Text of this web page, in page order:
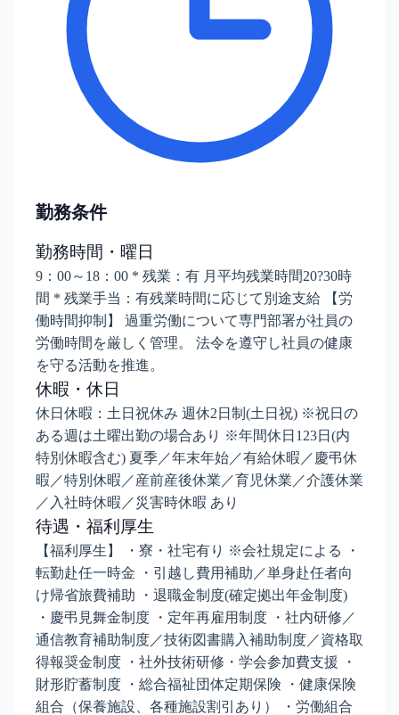
勤務条件
勤務時間・曜日
9：00～18：00 * 残業：有 月平均残業時間20?30時
間 * 残業手当：有残業時間に応じて別途支給 【労
働時間抑制】 過重労働について専門部署が社員の
労働時間を厳しく管理。 法令を遵守し社員の健康
を守る活動を推進。
休暇・休日
休日休暇：土日祝休み 週休2日制(土日祝) ※祝日の
ある週は土曜出勤の場合あり ※年間休日123日(内
特別休暇含む) 夏季／年末年始／有給休暇／慶弔休
暇／特別休暇／産前産後休業／育児休業／介護休業
／入社時休暇／災害時休暇 あり
待遇・福利厚生
【福利厚生】 ・寮・社宅有り ※会社規定による ・
転勤赴任一時金 ・引越し費用補助／単身赴任者向
け帰省旅費補助 ・退職金制度(確定拠出年金制度)
・慶弔見舞金制度 ・定年再雇用制度 ・社内研修／
通信教育補助制度／技術図書購入補助制度／資格取
得報奨金制度 ・社外技術研修・学会参加費支援 ・
財形貯蓄制度 ・総合福祉団体定期保険 ・健康保険
組合（保養施設、各種施設割引あり） ・労働組合